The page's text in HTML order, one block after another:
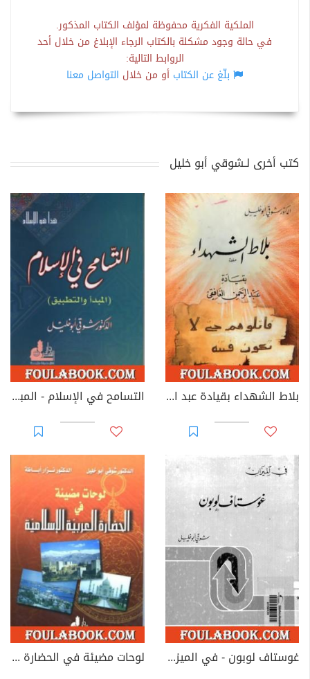
الملكية الفكرية محفوظة لمؤلف الكتاب المذكور.
في حالة وجود مشكلة بالكتاب الرجاء الإبلاغ من خلال أحد
الروابط التالية:
بلّغ عن الكتاب أو من خلال التواصل معنا
كتب أخرى لـشوقي أبو خليل
بلاط الشهداء بقيادة عبد الرحمن الغافقي التسامح في الإسلام - المبدأ والتطبيق
غوستاف لوبون - في الميزان لوحات مضيئة في الحضارة العربية الإسلامية